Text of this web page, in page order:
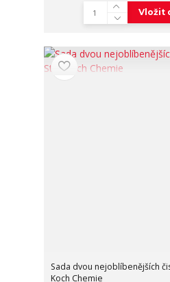
Vložit
Sada dvou nejoblíbenějších
Koch Chemie